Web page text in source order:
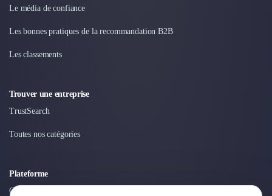
Le média de confiance
Les bonnes pratiques de la recommandation B2B
Les classements
Trouver une entreprise
TrustSearch
Toutes nos catégories
Plateforme
Connexion